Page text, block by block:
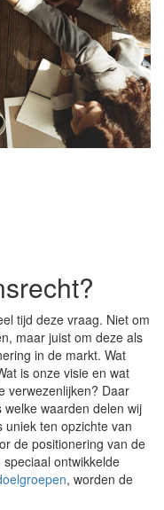
tijd deze vraag. Niet om
maar juist om deze als
in de markt. Wat
is onze visie en wat
verwezenlijken? Daar
waarden delen wij
uniek ten opzichte van
de positionering van de
ontwikkelde
, worden de